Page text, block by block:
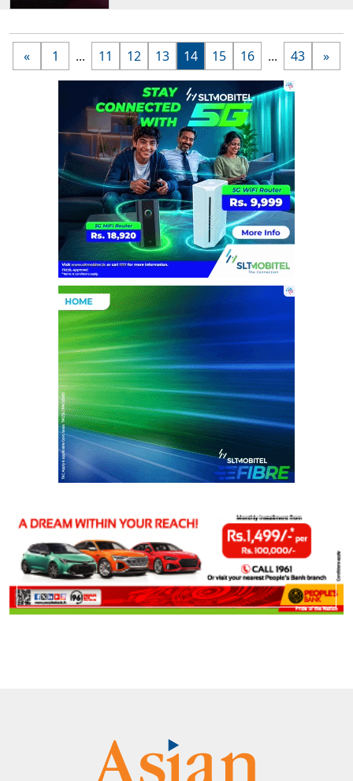
« 1 ... 11 12 13 14 15 16 ... 43 »